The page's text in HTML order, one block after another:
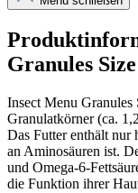
Granules
Insect Menu Granules
Granulatkörner (ca.
Das Futter enthält nur
an Aminosäuren ist.
und Omega-6-
die Funktion ihrer